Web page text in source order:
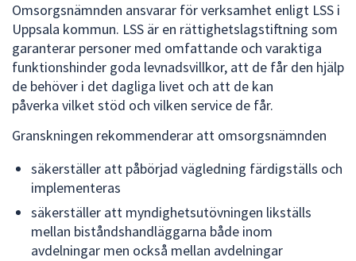
Omsorgsnämnden ansvarar för verksamhet enligt LSS i
Uppsala kommun. LSS är en rättighetslagstiftning som
garanterar personer med omfattande och varaktiga
funktionshinder goda levnadsvillkor, att de får den hjälp
de behöver i det dagliga livet och att de kan
påverka vilket stöd och vilken service de får.
Granskningen rekommenderar att omsorgsnämnden
säkerställer att påbörjad vägledning färdigställs och
implementeras
säkerställer att myndighetsutövningen likställs
mellan biståndshandläggarna både inom
avdelningar men också mellan avdelningar